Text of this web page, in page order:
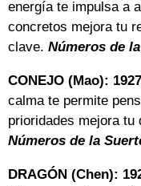
energía te impulsa a
concretos mejora tu
clave. Números de
CONEJO (Mao):
calma te permite
prioridades mejora
Números de la
DRAGÓN (Chen):